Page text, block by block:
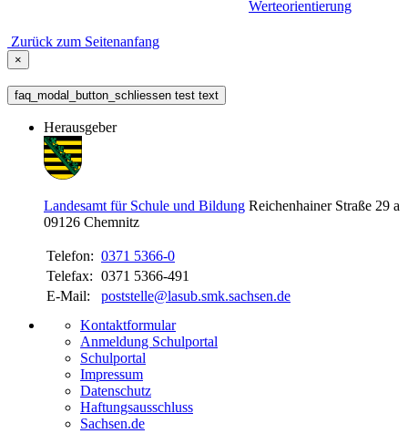
Werteorientierung
Zurück zum Seitenanfang
×
faq_modal_button_schliessen test text
Herausgeber
Landesamt für Schule und Bildung Reichenhainer Straße 29 a
09126 Chemnitz
Telefon: 0371 5366-0
Telefax: 0371 5366-491
E-Mail:
poststelle@lasub.smk.sachsen.de
Kontaktformular
Anmeldung Schulportal
Schulportal
Impressum
Datenschutz
Haftungsausschluss
Sachsen.de